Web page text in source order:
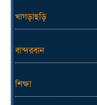
খাগড়াছড়ি
বান্দরবান
শিক্ষা